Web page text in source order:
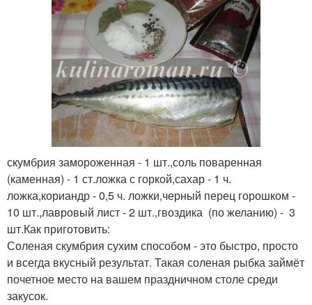
скумбрия замороженная - 1 шт.,соль поваренная
(каменная) - 1 ст.ложка с горкой,сахар - 1 ч.
ложка,кориандр - 0,5 ч. ложки,черный перец горошком -
10 шт.,лавровый лист - 2 шт.,гвоздика (по желанию) - 3
шт.Как приготовить:
Соленая скумбрия сухим способом - это быстро, просто
и всегда вкусный результат. Такая соленая рыбка займёт
почетное место на вашем праздничном столе среди
закусок.